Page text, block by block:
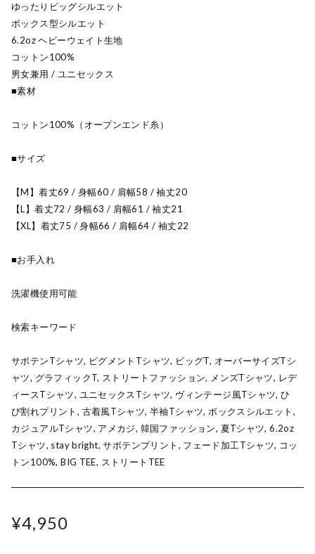
ゆったりビッグシルエット
ボックス型シルエット
6.2oz ヘビーウェイト生地
コットン100%
男女兼用 / ユニセックス
■素材
コットン100%（オープンエンド糸）
■サイズ
【M】着丈69 / 身幅60 / 肩幅58 / 袖丈20
【L】着丈72 / 身幅63 / 肩幅61 / 袖丈21
【XL】着丈75 / 身幅66 / 肩幅64 / 袖丈22
■お手入れ
洗濯機使用可能
検索キーワード
サボテンTシャツ, ピグメントTシャツ, ビッグT, オーバーサイズTシ
ャツ, グラフィックT, ストリートファッション, メンズTシャツ, レデ
ィースTシャツ, ユニセックスTシャツ, ヴィンテージ風Tシャツ, ひ
び割れプリント, 古着風Tシャツ, 半袖Tシャツ, ボックスシルエット,
カジュアルTシャツ, アメカジ, 韓国ファッション, 夏Tシャツ, 6.2oz
Tシャツ, stay bright, サボテンプリント, フェード加工Tシャツ, コッ
トン100%, BIG TEE, ストリートTEE
¥4,950